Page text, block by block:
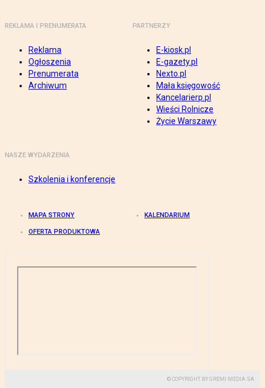
REKLAMA I PRENUMERATA
Reklama
Ogłoszenia
Prenumerata
Archiwum
PARTNERZY
E-kiosk.pl
E-gazety.pl
Nexto.pl
Mała księgowość
Kancelarierp.pl
Wieści Rolnicze
Życie Warszawy
NASZE WYDARZENIA
Szkolenia i konferencje
MAPA STRONY KALENDARIUM
OFERTA PRODUKTOWA
© COPYRIGHT BY GREMI MEDIA SA